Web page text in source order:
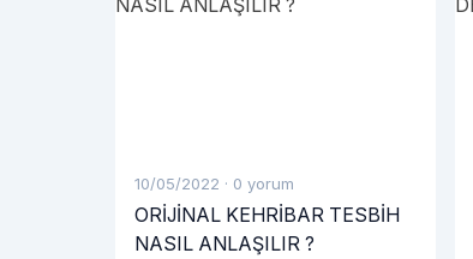
10/05/2022 · 0 yorum
ORİJİNAL KEHRİBAR TESBİH
NASIL ANLAŞILIR ?